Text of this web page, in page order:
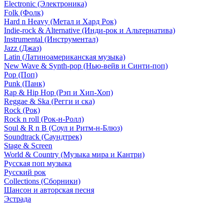
Electronic (Электроника)
Folk (Фолк)
Hard n Heavy (Метал и Хард Рок)
Indie-rock & Alternative (Инди-рок и Альтернатива)
Instrumental (Инструментал)
Jazz (Джаз)
Latin (Латиноамериканская музыка)
New Wave & Synth-pop (Нью-вейв и Синти-поп)
Pop (Поп)
Punk (Панк)
Rap & Hip Hop (Рэп и Хип-Хоп)
Reggae & Ska (Регги и ска)
Rock (Рок)
Rock n roll (Рок-н-Ролл)
Soul & R n B (Соул и Ритм-н-Блюз)
Soundtrack (Саундтрек)
Stage & Screen
World & Country (Музыка мира и Кантри)
Русская поп музыка
Русский рок
Сollections (Сборники)
Шансон и авторская песня
Эстрада